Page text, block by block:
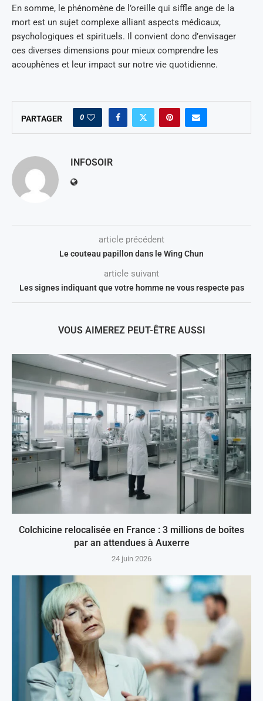
En somme, le phénomène de l’oreille qui siffle ange de la
mort est un sujet complexe alliant aspects médicaux,
psychologiques et spirituels. Il convient donc d’envisager
ces diverses dimensions pour mieux comprendre les
acouphènes et leur impact sur notre vie quotidienne.
PARTAGER 0
INFOSOIR
article précédent
Le couteau papillon dans le Wing Chun
article suivant
Les signes indiquant que votre homme ne vous respecte pas
VOUS AIMEREZ PEUT-ÊTRE AUSSI
Colchicine relocalisée en France : 3 millions de boîtes
par an attendues à Auxerre
24 juin 2026